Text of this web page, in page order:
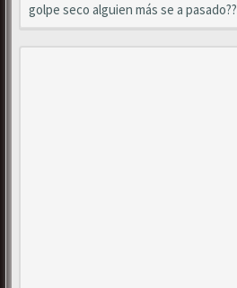
golpe seco alguien más se a pasado??